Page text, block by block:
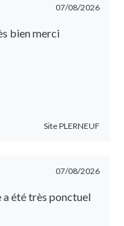
07/08/2026
bien merci
SitePLERNEUF
07/08/2026
a été très ponctuel